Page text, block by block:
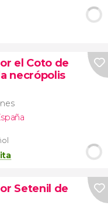
el Coto de
necrópolis
Setenil de